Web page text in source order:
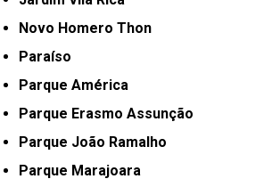
Novo Homero Thon
Paraíso
Parque América
Parque Erasmo Assunção
Parque João Ramalho
Parque Marajoara